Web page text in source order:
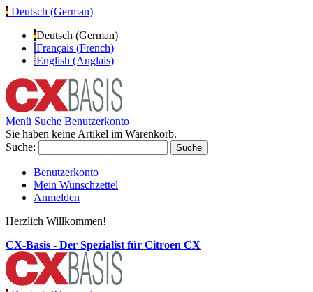
Deutsch (German)
Deutsch (German)
Français (French)
English (Anglais)
Menü Suche Benutzerkonto
Sie haben keine Artikel im Warenkorb.
Suche:
Suche
Benutzerkonto
Mein Wunschzettel
Anmelden
Herzlich Willkommen!
CX-Basis - Der Spezialist für Citroen CX